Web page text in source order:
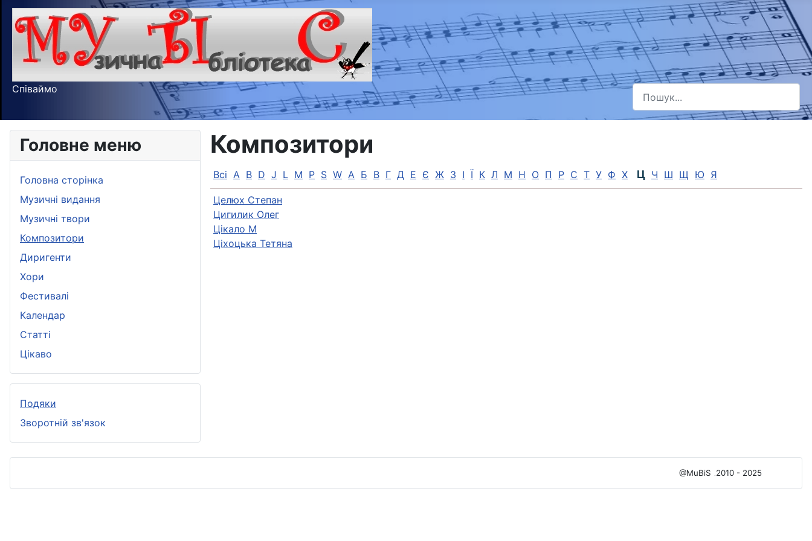
Співаймо Пошук
Type 2 or more characters for results.
Головне меню
Головна сторінка
Музичні видання
Музичні твори
Композитори
Диригенти
Хори
Фестивалі
Календар
Статті
Цікаво
Подяки
Зворотній зв'язок
Композитори
Всі A B D J L M P S W А Б В Г Д Е Є Ж З І Ї К Л М Н О П Р С Т У Ф Х Ц Ч Ш Щ Ю Я
Целюх Степан
Цигилик Олег
Цікало М
Ціхоцька Тетяна
@MuBiS 2010 - 2025